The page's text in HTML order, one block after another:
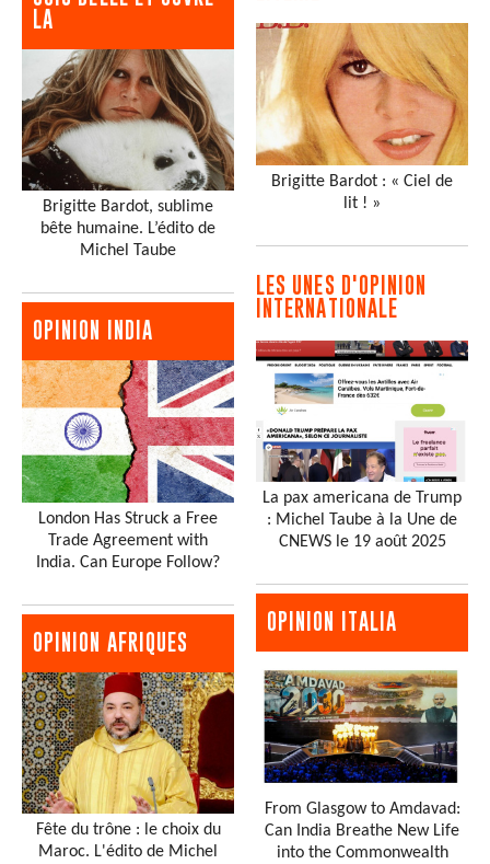
LA
Brigitte Bardot, sublime
bête humaine. L’édito de
Michel Taube
OPINION INDIA
London Has Struck a Free
Trade Agreement with
India. Can Europe Follow?
OPINION AFRIQUES
Fête du trône : le choix du
Maroc. L'édito de Michel
Brigitte Bardot : « Ciel de
lit ! »
LES UNES D'OPINION
INTERNATIONALE
La pax americana de Trump
: Michel Taube à la Une de
CNEWS le 19 août 2025
OPINION ITALIA
From Glasgow to Amdavad:
Can India Breathe New Life
into the Commonwealth